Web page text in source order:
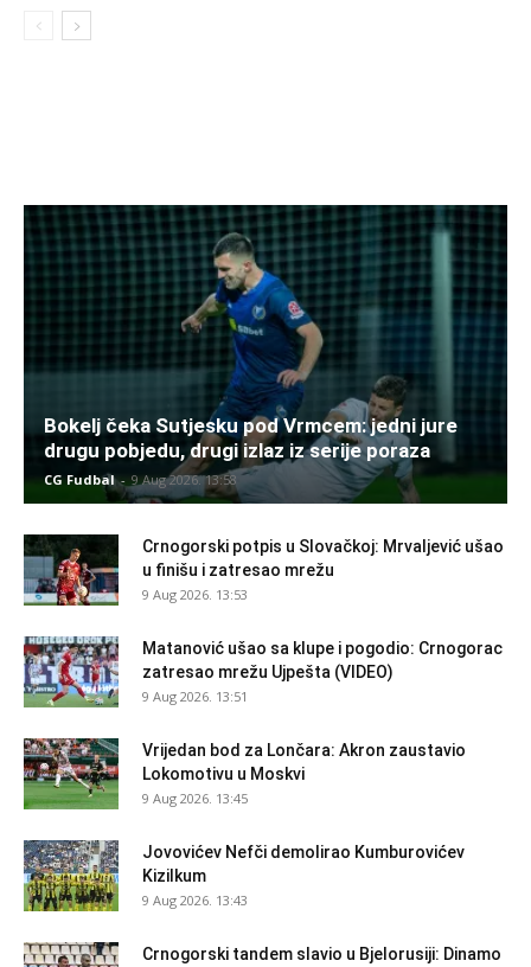
Bokelj čeka Sutjesku pod Vrmcem: jedni jure
drugu pobjedu, drugi izlaz iz serije poraza
CG Fudbal - 9 Aug 2026. 13:58
Crnogorski potpis u Slovačkoj: Mrvaljević ušao
u finišu i zatresao mrežu
9 Aug 2026. 13:53
Matanović ušao sa klupe i pogodio: Crnogorac
zatresao mrežu Ujpešta (VIDEO)
9 Aug 2026. 13:51
Vrijedan bod za Lončara: Akron zaustavio
Lokomotivu u Moskvi
9 Aug 2026. 13:45
Jovovićev Nefči demolirao Kumburovićev
Kizilkum
9 Aug 2026. 13:43
Crnogorski tandem slavio u Bjelorusiji: Dinamo